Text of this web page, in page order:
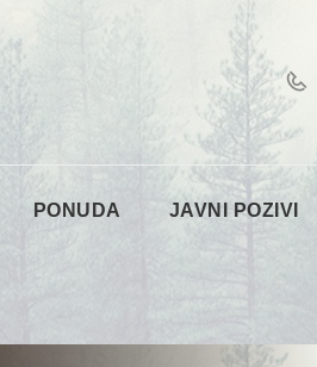
PONUDA JAVNI POZIVI